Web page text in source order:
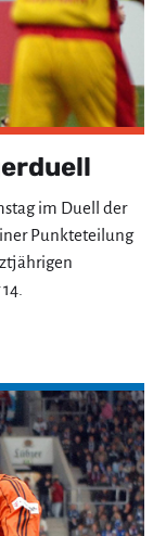
im Duell der
Punkteteilung